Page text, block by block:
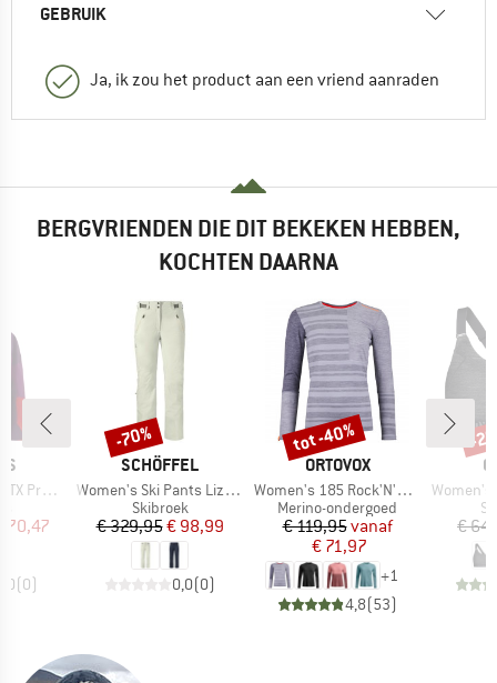
GEBRUIK
Ja, ik zou het product aan een vriend aanraden
BERGVRIENDEN DIE DIT BEKEKEN HEBBEN,
KOCHTEN DAARNA
II Jacket
prijs
(0)
MERK
SCHÖFFEL
Artikel
Women's Ski Pants Lizum
Productgroep
Skibroek
Prijs
€ 329,95Verlaagde prijs
€ 98,99
0,0(0)
Korting
-70%
MERK
ORTOVOX
Artikel
Women's 185 Rock'N'Wool Long Sleeve
Productgroep
Merino-ondergoed
Prijs
€ 119,95Verlaagde prijs
vanaf
€ 71,97
+1
4,8(53)
Korting
tot -40%
Artikel
Women's 150
€
-